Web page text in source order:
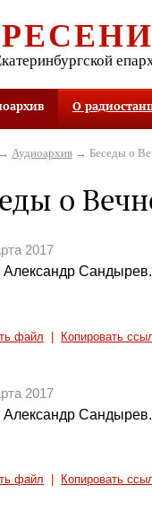
О
Аудиоархив→ Беседы о
о
2017
файл Копировать
2017
файл Копировать